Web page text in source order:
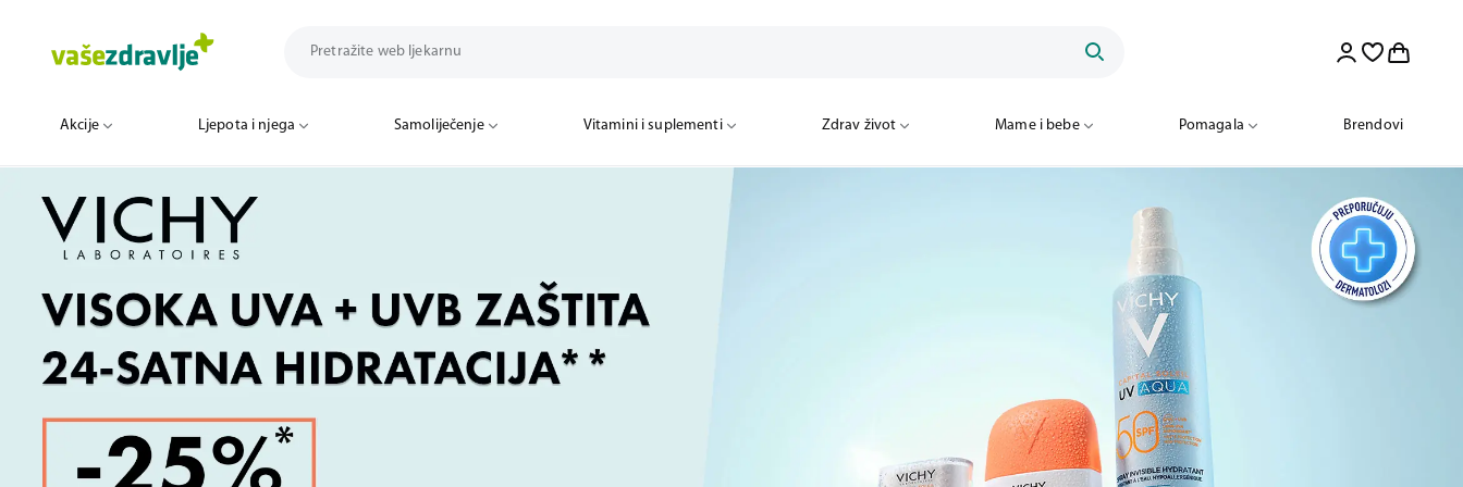
Akcije Ljepota i njega Samoliječenje Vitamini i suplementi Zdrav život Mame i bebe Pomagala Brendovi